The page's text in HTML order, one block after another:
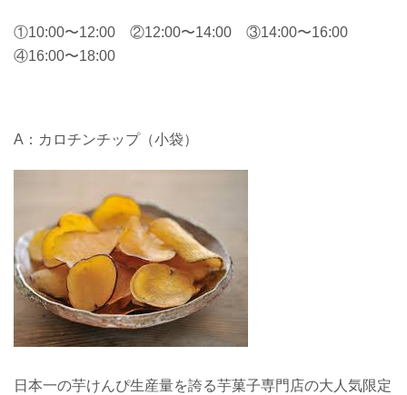
①10:00〜12:00 ②12:00〜14:00 ③14:00〜16:00
④16:00〜18:00
A：カロチンチップ（小袋）
日本一の芋けんぴ生産量を誇る芋菓子専門店の大人気限定